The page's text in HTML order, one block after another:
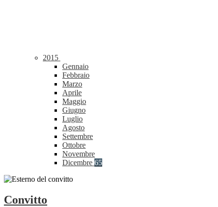
2015
Gennaio
Febbraio
Marzo
Aprile
Maggio
Giugno
Luglio
Agosto
Settembre
Ottobre
Novembre
Dicembre 65
Convitto